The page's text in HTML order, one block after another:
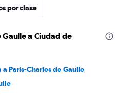
por clase
Gaulle a Ciudad de
París-Charles de Gaulle